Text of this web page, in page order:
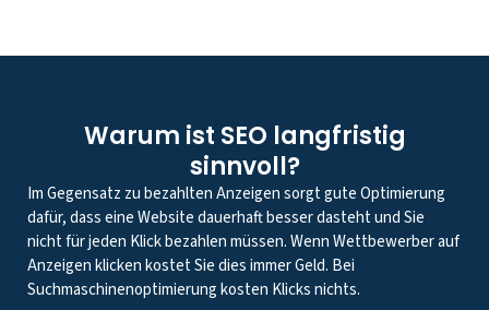
Warum ist SEO langfristig
sinnvoll?
Im Gegensatz zu bezahlten Anzeigen sorgt gute Optimierung
dafür, dass eine Website dauerhaft besser dasteht und Sie
nicht für jeden Klick bezahlen müssen. Wenn Wettbewerber auf
Anzeigen klicken kostet Sie dies immer Geld. Bei
Suchmaschinenoptimierung kosten Klicks nichts.